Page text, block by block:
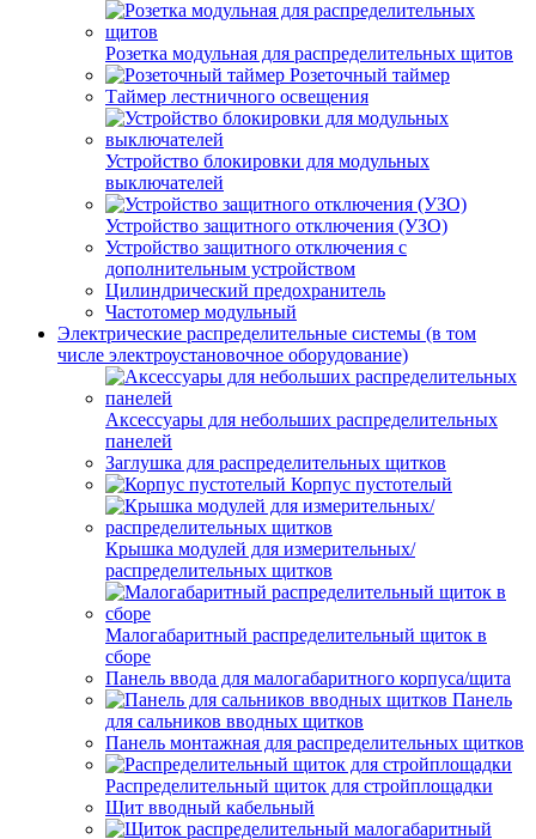
Розетка модульная для распределительных щитов
Розеточный таймер
Таймер лестничного освещения
Устройство блокировки для модульных
выключателей
Устройство защитного отключения (УЗО)
Устройство защитного отключения с
дополнительным устройством
Цилиндрический предохранитель
Частотомер модульный
Электрические распределительные системы (в том
числе электроустановочное оборудование)
Аксессуары для небольших распределительных
панелей
Заглушка для распределительных щитков
Корпус пустотелый
Крышка модулей для измерительных/
распределительных щитков
Малогабаритный распределительный щиток в
сборе
Панель ввода для малогабаритного корпуса/щита
Панель
для сальников вводных щитков
Панель монтажная для распределительных щитков
Распределительный щиток для стройплощадки
Щит вводный кабельный